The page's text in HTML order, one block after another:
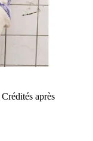
Crédités après